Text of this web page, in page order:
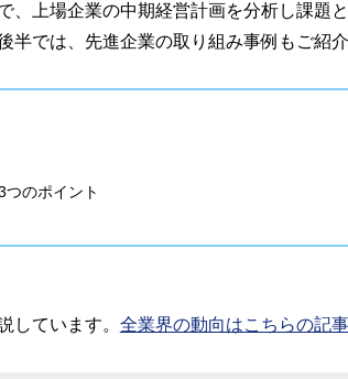
、上場企業の中期経営計画を分析し課題
半では、先進企業の取り組み事例もご紹介
つのポイント
しています。 全業界の動向はこちらの記事